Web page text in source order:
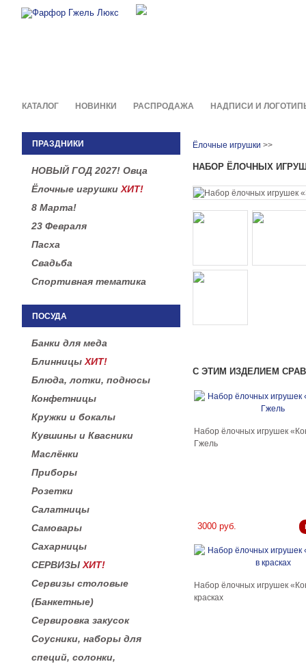
КАТАЛОГ НОВИНКИ РАСПРОДАЖА НАДПИСИ И
ПРАЗДНИКИ
НОВЫЙ ГОД 2027! Овца
Ёлочные игрушки ХИТ!
8 Марта!
23 Февраля
Пасха
Свадьба
Спортивная тематика
ПОСУДА
Банки для меда
Блинницы ХИТ!
Блюда, лотки, подносы
Конфетницы
Кружки и бокалы
Кувшины и Квасники
Маслёнки
Приборы
Розетки
Салатницы
Самовары
Сахарницы
СЕРВИЗЫ ХИТ!
Сервизы столовые
(Банкетные)
Сервировка закусок
Соусники, наборы для
специй, солонки,
Ёлочные игрушки >>
НАБОР ЁЛОЧНЫХ
С ЭТИМ ИЗДЕЛИЕМ
Набор ёлочных игрушек
Гжель
3000 руб.
Набор ёлочных игрушек
красках